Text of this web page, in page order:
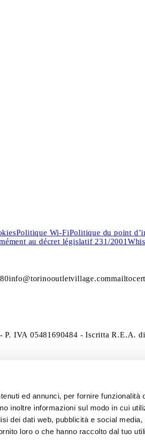
ed annunci, per fornire funzionalità
inoltre informazioni sul modo in cui
dei dati web, pubblicità e social media,
loro o che hanno raccolto dal tuo
Politique Wi-FiPolitique du point
au décret législatif 231/2001
info@torinooutletvillage.com
IVA 05481690484 - Iscritta R.E.A.